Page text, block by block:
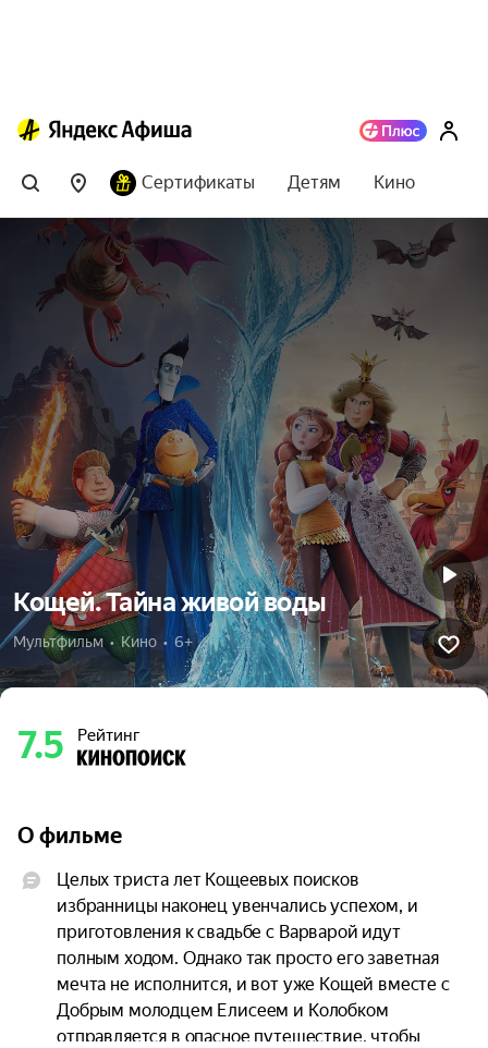
Сертификаты Детям Кино
Кощей. Тайна живой воды
Мультфильм  •  Кино  •  6+
7.5 Рейтинг
О фильме
Целых триста лет Кощеевых поисков
избранницы наконец увенчались успехом, и
приготовления к свадьбе с Варварой идут
полным ходом. Однако так просто его заветная
мечта не исполнится, и вот уже Кощей вместе с
Добрым молодцем Елисеем и Колобком
отправляется в опасное путешествие, чтобы